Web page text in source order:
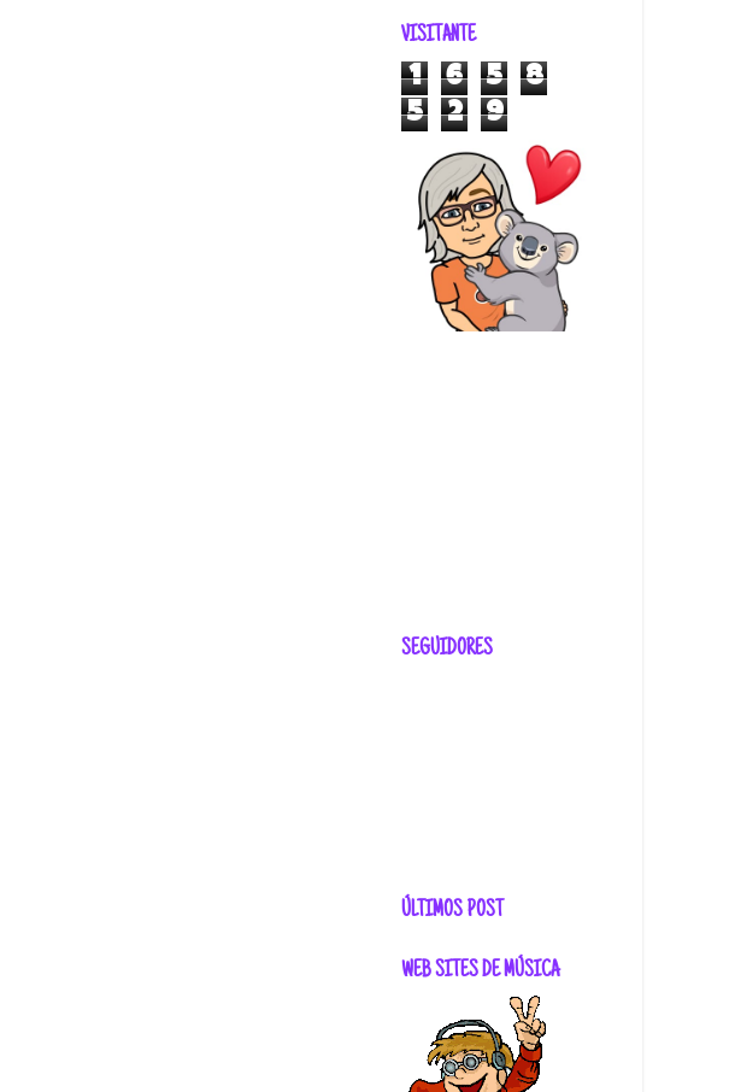
VISITANTE
1 6 5
8
5
2 9
SEGUIDORES
ÚLTIMOS POST
WEB SITES DE MÚSICA